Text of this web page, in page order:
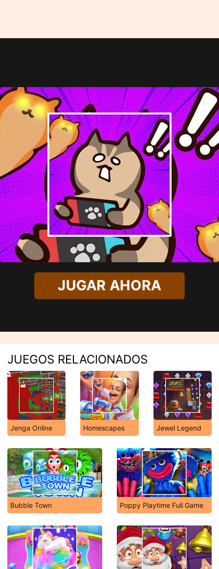
JUGAR AHORA
JUEGOS RELACIONADOS
Jenga Online Homescapes Jewel Legend
Bubble Town Poppy Playtime Full Game